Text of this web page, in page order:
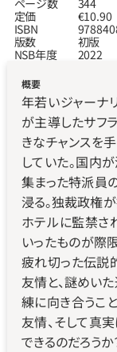
ページ数
344
定価
€10.90
ISBN
版数
初版
NSB年度
2022
概要
年若いジャーナ
が主導したサフ
きなチャンスを
していた。国内
集まった特派員
浸る。独裁政権
ホテルに監禁さ
いったものが際
疲れ切った伝説
友情と、謎めい
練に向き合うこ
友情、そして真
できるのだろうか